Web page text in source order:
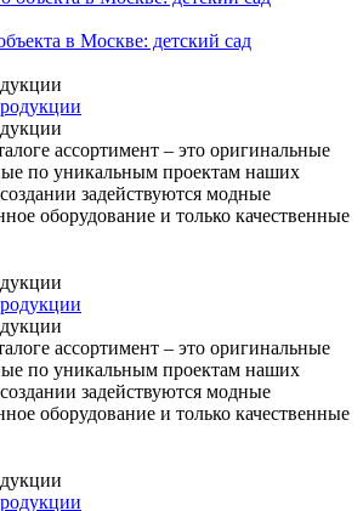
в Москве: детский сад
ассортимент – это оригинальные
по уникальным проектам наших
задействуются модные
оборудование и только качественные
ассортимент – это оригинальные
по уникальным проектам наших
задействуются модные
оборудование и только качественные